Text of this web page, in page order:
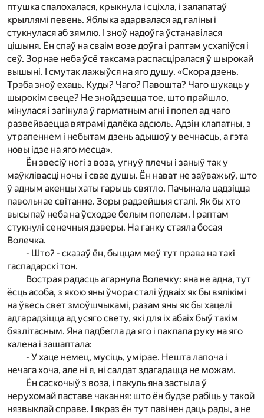
птушка спалохалася, крыкнула і сціхла, і залапатаў
крыллямі певень. Яблыка адарвалася ад галіны і
стукнулася аб зямлю. І зноў надоўга ўстанавілася
цішыня. Ён спаў на сваім возе доўга і раптам усхапіўся і
сеў. Зорнае неба ўсё таксама распасціралася ў шырокай
вышыні. І смутак лажыўся на яго душу. «Скора дзень.
Трэба зноў ехаць. Куды? Чаго? Павошта? Чаго шукаць у
шырокім свеце? Не знойдзецца тое, што прайшло,
мінулася і загінула ў гарматным агні і попел ад чаго
развейваецца вятрамі далёка адсюль. Адзін клапатны, з
утрапеннем і небытам дзень адышоў у вечнасць, а гэта
новы ідзе на яго месца».
Ён звесіў ногі з воза, угнуў плечы і заныў так у
маўклівасці ночы і свае душы. Ён нават не заўважыў, што
ў адным акенцы хаты гарыць святло. Пачынала цадзіцца
павольнае світанне. Зоры радзейшыя сталі. Як бы хто
высыпаў неба на ўсходзе белым попелам. І раптам
стукнулі сенечныя дзверы. На ганку стаяла босая
Волечка.
- Што? - сказаў ён, быццам меў тут права на такі
гаспадарскі тон.
Вострая радасць агарнула Волечку: яна не адна, тут
ёсць асоба, з якою яны ўчора сталі ўдваіх як бы вялікімі
на ўвесь свет змоўшчыкамі, разам яны як бы хацелі
адгарадзіцца ад усяго свету, які для іх абаіх быў такім
бязлітасным. Яна падбегла да яго і паклала руку на яго
калена і зашаптала:
- У хаце немец, мусіць, умірае. Нешта лапоча і
нечага хоча, але ні я, ні салдат здагадацца не можам.
Ён саскочыў з воза, і пакуль яна застыла ў
нерухомай паставе чакання: што ён будзе рабіць у такой
нязвыклай справе. І якраз ён тут павінен даць рады, а не